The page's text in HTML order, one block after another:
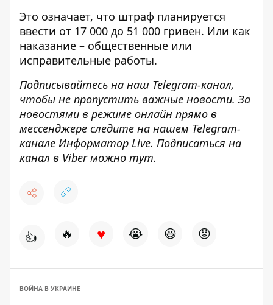
Это означает, что штраф планируется
ввести от 17 000 до 51 000 гривен. Или как
наказание – общественные или
исправительные работы.
Подписывайтесь на наш Telegram-канал,
чтобы не пропустить важные новости. За
новостями в режиме онлайн прямо в
мессенджере следите на нашем Telegram-
канале Информатор Live. Подписаться на
канал в Viber можно тут.
👍 🔥 ♥ 😭 😆 😡
ВОЙНА В УКРАИНЕ